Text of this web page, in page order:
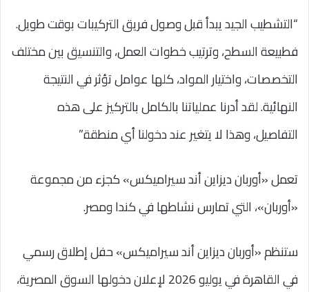
“التشطيب الجيد يبدأ قبل وصول فريق التركيبات بوقت طويل.
فطبيعة السطح، وترتيب خطوات العمل، والتنسيق بين مختلف
التخصصات، واختيار المواد، كلها عوامل تؤثر في النتيجة
النهائية. لقد أدرنا عملياتنا بالكامل بالتركيز على هذه
التفاصيل، وهذا لا يتغير عند دخولنا أي منطقة.”
تعمل «أوربان ديزاين أند سيراميكس» كجزء من مجموعة
«أوربان»، التي تمارس نشاطها في كندا ومصر.
ستنظم «أوربان ديزاين أند سيراميكس» حفل إطلاق رسمي
في القاهرة في يوليو 2026 لإعلان دخولها السوق المصرية،